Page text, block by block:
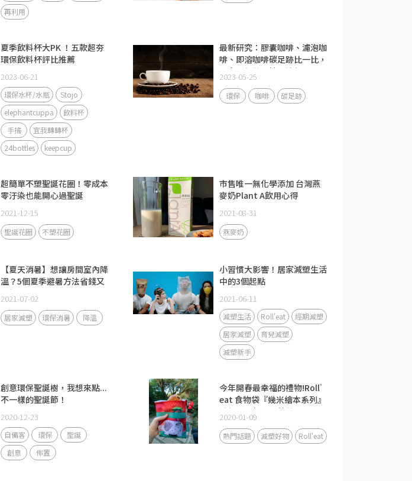
再利用
夏季飲料杯大PK ！五款超夯
環保飲料杯評比推薦
2023-06-21
環保水杯/水瓶
Stojo
elephantcuppa
飲料杯
手搖
宜我轉轉杯
24bottles
keepcup
最新研究：膠囊咖啡、濾泡咖
啡、即溶咖啡碳足跡比一比，
原來環保的關鍵是這個！
2023-05-25
環保 咖啡 碳足跡
超簡單不塑聖誕花圈！零成本
零汙染也能開心過聖誕
2021-12-15
聖誕花圈 不塑花圈
市售唯一無化學添加 台灣燕
麥奶Plant A飲用心得
2021-08-31
燕麥奶
【夏天消暑】想讓房間室內降
溫？5個夏季避暑方法省錢又
環保！
2021-07-02
居家減塑 環保消暑 降溫
小習慣大影響！居家減塑生活
中的3個起點
2021-06-11
減塑生活 Roll'eat
經期減塑
居家減塑
育兒減塑
減塑新手
創意環保聖誕樹，我想來點...
不一樣的聖誕節！
2020-12-23
自備客 環保
聖誕
創意
佈置
今年開春最幸福的禮物!Roll’
eat 食物袋『幾米繪本系列』
讓每一天都是最美的風景
2020-01-09
熱門話題 減塑好物 Roll'eat